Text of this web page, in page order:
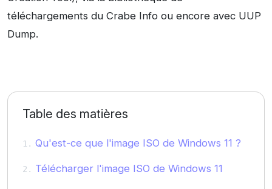
téléchargements du Crabe Info ou encore avec UUP
Dump.
Table des matières
Qu'est-ce que l'image ISO de Windows 11 ?
Télécharger l'image ISO de Windows 11